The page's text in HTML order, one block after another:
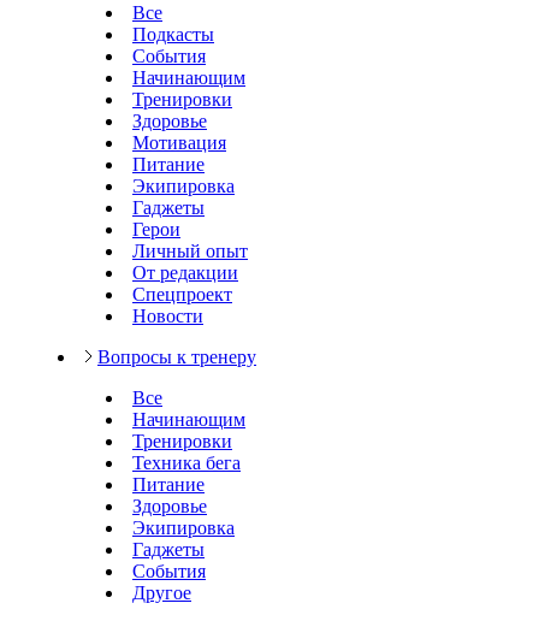
Все
Подкасты
События
Начинающим
Тренировки
Здоровье
Мотивация
Питание
Экипировка
Гаджеты
Герои
Личный опыт
От редакции
Спецпроект
Новости
Вопросы к тренеру
Все
Начинающим
Тренировки
Техника бега
Питание
Здоровье
Экипировка
Гаджеты
События
Другое